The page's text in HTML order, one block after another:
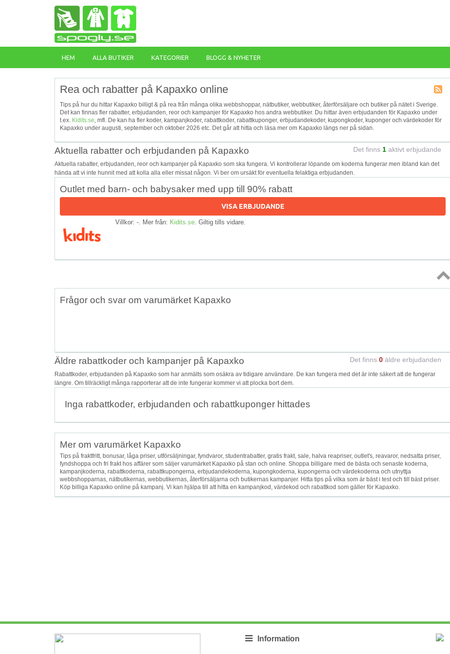
HEM ALLA BUTIKER KATEGORIER BLOGG & NYHETER
Tagg
RSS
Rea och rabatter på Kapaxko online
Tips på hur du hittar Kapaxko billigt & på rea från många olika webbshoppar, nätbutiker, webbutiker, återförsäljare och butiker på nätet i Sverige.
Det kan finnas fler rabatter, erbjudanden, reor och kampanjer för Kapaxko hos andra webbutiker. Du hittar även erbjudanden för Kapaxko under
t.ex. Kidits.se, mfl. De kan ha fler koder, kampanjkoder, rabattkoder, rabattkuponger, erbjudandekoder, kupongkoder, kuponger och värdekoder för
Kapaxko under augusti, september och oktober 2026 etc. Det går att hitta och läsa mer om Kapaxko längs ner på sidan.
Aktuella rabatter och erbjudanden på Kapaxko Det finns 1 aktivt erbjudande
Aktuella rabatter, erbjudanden, reor och kampanjer på Kapaxko som ska fungera. Vi kontrollerar löpande om koderna fungerar men ibland kan det
hända att vi inte hunnit med att kolla alla eller missat någon. Vi ber om ursäkt för eventuella felaktiga erbjudanden.
Outlet med barn- och babysaker med upp till 90% rabatt
VISA ERBJUDANDE
Villkor: -. Mer från: Kidits.se . Giltig tills vidare.
Topp
Frågor och svar om varumärket Kapaxko
Äldre rabattkoder och kampanjer på Kapaxko Det finns 0 äldre erbjudanden
Rabattkoder, erbjudanden på Kapaxko som har anmälts som osäkra av tidigare användare. De kan fungera med det är inte säkert att de fungerar
längre. Om tillräckligt många rapporterar att de inte fungerar kommer vi att plocka bort dem.
Inga rabattkoder, erbjudanden och rabattkuponger hittades
Mer om varumärket Kapaxko
Tips på fraktfritt, bonusar, låga priser, utförsäljningar, fyndvaror, studentrabatter, gratis frakt, sale, halva reapriser, outlet's, reavaror, nedsatta priser,
fyndshoppa och fri frakt hos affärer som säljer varumärket Kapaxko på stan och online. Shoppa billigare med de bästa och senaste koderna,
kampanjkoderna, rabattkoderna, rabattkupongerna, erbjudandekoderna, kupongkoderna, kupongerna och värdekoderna och utnyttja
webbshopparnas, nätbutikernas, webbutikernas, återförsäljarna och butikernas kampanjer. Hitta tips på vilka som är bäst i test och till bäst priser.
Köp billiga Kapaxko online på kampanj. Vi kan hjälpa till att hitta en kampanjkod, värdekod och rabattkod som gäller för Kapaxko.
Information